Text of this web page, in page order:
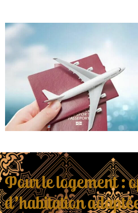
Pour le logement :
d'habitation